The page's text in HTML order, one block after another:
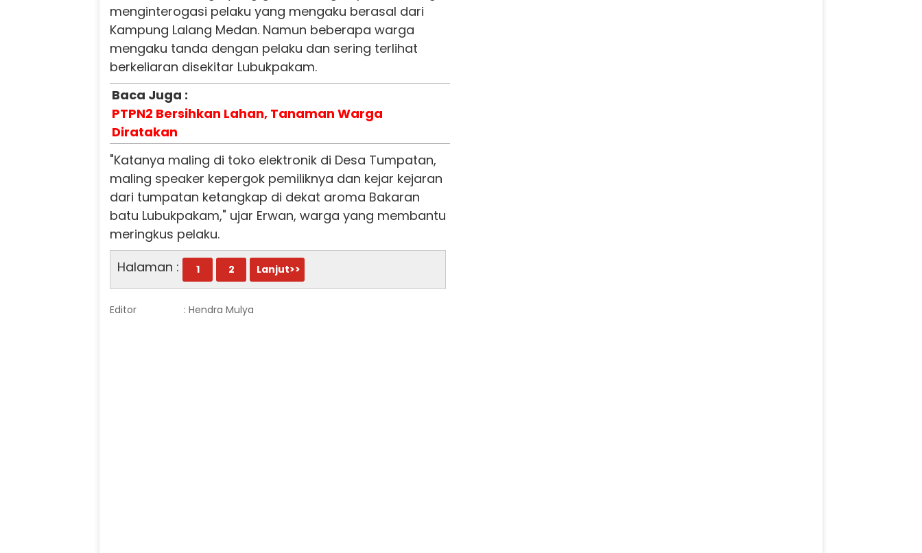
menginterogasi pelaku yang mengaku berasal dari
Kampung Lalang Medan. Namun beberapa warga
mengaku tanda dengan pelaku dan sering terlihat
berkeliaran disekitar Lubukpakam.
Baca Juga :
PTPN2 Bersihkan Lahan, Tanaman Warga
Diratakan
"Katanya maling di toko elektronik di Desa Tumpatan,
maling speaker kepergok pemiliknya dan kejar kejaran
dari tumpatan ketangkap di dekat aroma Bakaran
batu Lubukpakam," ujar Erwan, warga yang membantu
meringkus pelaku.
Halaman :
1 2 Lanjut>>
Editor : Hendra Mulya